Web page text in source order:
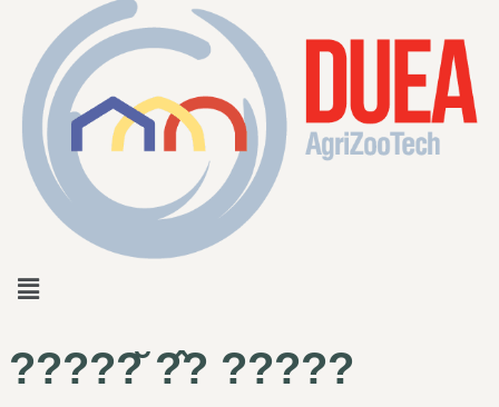
?????̆ ?̂? ?????